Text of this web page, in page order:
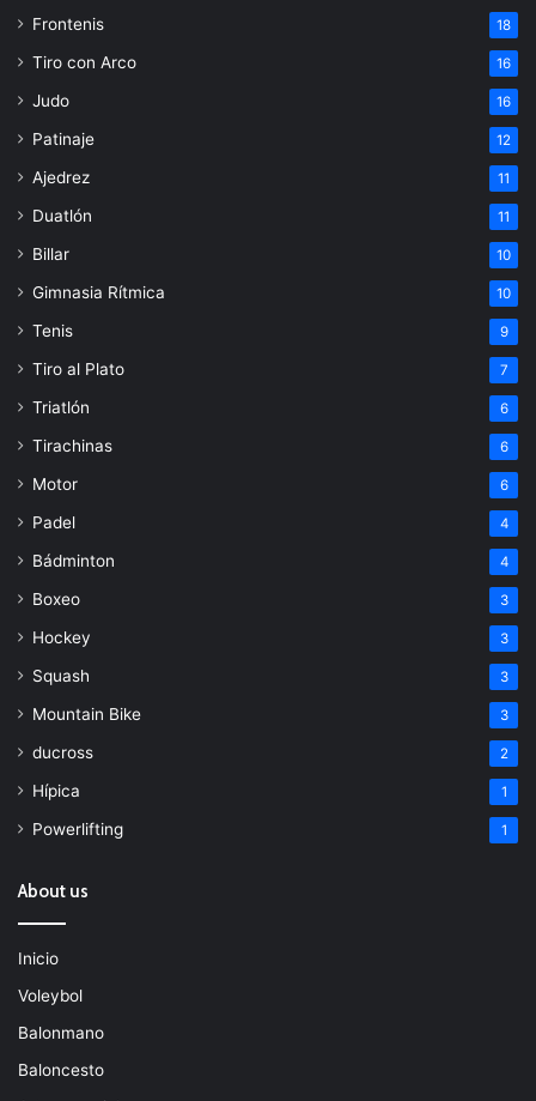
Frontenis 18
Tiro con Arco 16
Judo 16
Patinaje 12
Ajedrez 11
Duatlón 11
Billar 10
Gimnasia Rítmica 10
Tenis 9
Tiro al Plato 7
Triatlón 6
Tirachinas 6
Motor 6
Padel 4
Bádminton 4
Boxeo 3
Hockey 3
Squash 3
Mountain Bike 3
ducross 2
Hípica 1
Powerlifting 1
About us
Inicio
Voleybol
Balonmano
Baloncesto